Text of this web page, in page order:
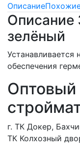
Описание
Описание
зелёный
Устанавливается
обеспечения
Оптовый
г. ТК Докер,
ТК Колхозный